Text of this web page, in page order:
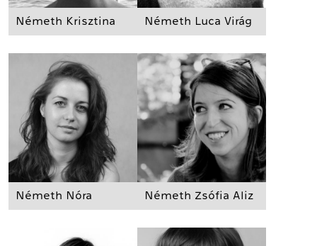
Németh Krisztina Németh Luca Virág
Németh Nóra Németh Zsófia Aliz